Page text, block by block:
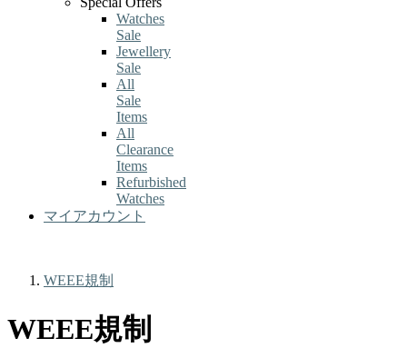
Watches
Sale
Jewellery
Sale
All
Sale
Items
All
Clearance
Items
Refurbished
Watches
マイアカウント
WEEE規制
WEEE規制